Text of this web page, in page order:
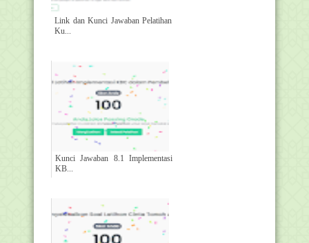
Link dan Kunci Jawaban Pelatihan
Ku...
Kunci Jawaban 8.1 Implementasi
KB...